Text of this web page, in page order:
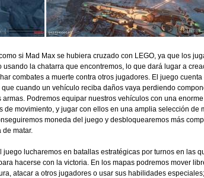
si Mad Max se hubiera cruzado con LEGO, ya que los
la chatarra que encontremos, lo que dará lugar a
combates a muerte contra otros jugadores. El juego
cuando un vehículo reciba daños vaya perdiendo
Podremos equipar nuestros vehículos con una
de movimiento, y jugar con ellos en una amplia selección de
moneda del juego y desbloquearemos más
de matar.
juego lucharemos en batallas estratégicas por turnos en las
hacerse con la victoria. En los mapas podremos mover
atacar a otros jugadores o usar sus habilidades